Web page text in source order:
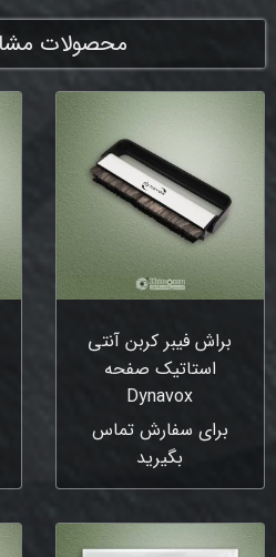
محصولات
براش فیبر کربن آنتی
استاتیک صفحه
Dynavox
برای سفارش تماس
بگیرید